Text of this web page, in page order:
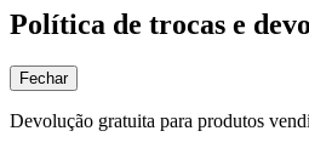
Política de trocas e
Fechar
Devolução gratuita para produtos